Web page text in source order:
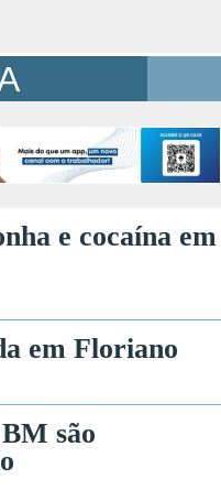
e cocaína em
em Floriano
são